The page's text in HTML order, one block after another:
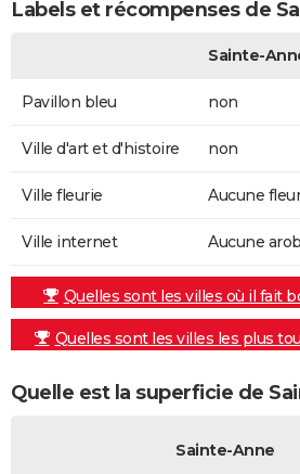
Labels et récompenses de
Sainte-
Pavillon bleu non
Ville d'art et d'histoire non
Ville fleurie Aucune fleur
Ville internet Aucune
Quelles sont les villes où il fait
Quelles sont les villes les plus
Quelle est la superficie de
Sainte-Anne